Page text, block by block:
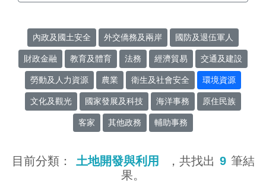
內政及國土安全 外交僑務及兩岸 國防及退伍軍人
財政金融 教育及體育 法務 經濟貿易 交通及建設
勞動及人力資源 農業 衛生及社會安全 環境資源
文化及觀光 國家發展及科技 海洋事務 原住民族
客家 其他政務 輔助事務
目前分類： 土地開發與利用 ，共找出 9 筆結
果。